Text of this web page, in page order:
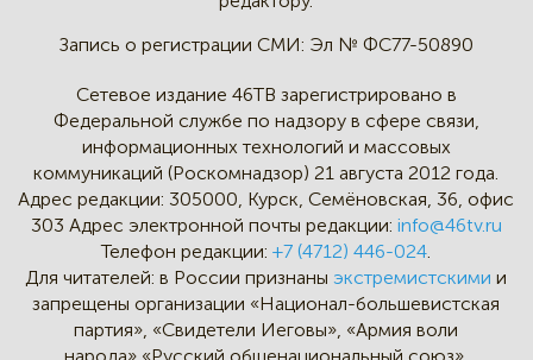
Запись о регистрации СМИ: Эл № ФС77-50890
Сетевое издание 46ТВ зарегистрировано в
Федеральной службе по надзору в сфере связи,
информационных технологий и массовых
коммуникаций (Роскомнадзор) 21 августа 2012 года.
Адрес редакции: 305000, Курск, Семёновская, 36, офис
303 Адрес электронной почты редакции: info@46tv.ru
Телефон редакции: +7 (4712) 446-024.
Для читателей: в России признаныэкстремистскими и
запрещены организации «Национал-большевистская
партия», «Свидетели Иеговы», «Армия воли